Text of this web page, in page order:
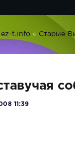
t.info » Старые
11:39